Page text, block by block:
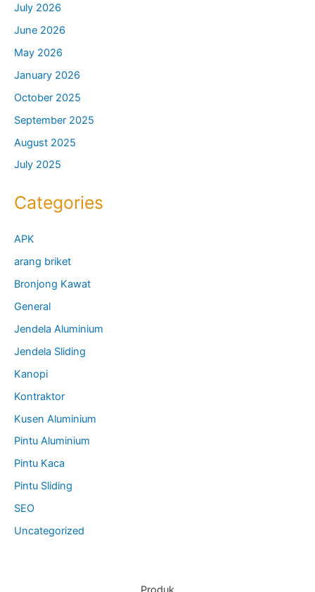
July 2026
June 2026
May 2026
January 2026
October 2025
September 2025
August 2025
July 2025
Categories
APK
arang briket
Bronjong Kawat
General
Jendela Aluminium
Jendela Sliding
Kanopi
Kontraktor
Kusen Aluminium
Pintu Aluminium
Pintu Kaca
Pintu Sliding
SEO
Uncategorized